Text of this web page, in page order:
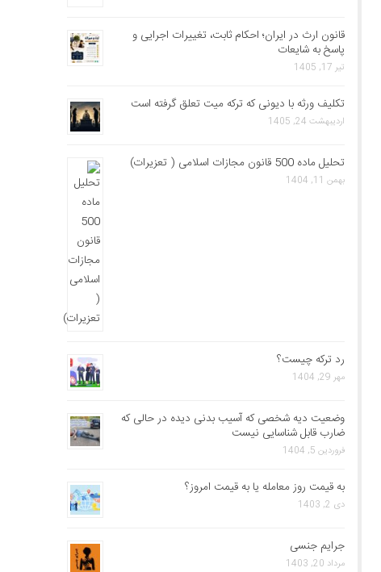
قانون ارث در ایران؛ احکام ثابت، تغییرات اجرایی و
پاسخ به شایعات
تیر 17, 1405
تکلیف ورثه با دیونی که ترکه میت تعلق گرفته است
اردیبهشت 24, 1405
تحلیل ماده 500 قانون مجازات اسلامی ( تعزیرات)
بهمن 11, 1404
رد ترکه چیست؟
مهر 29, 1404
وضعیت دیه شخصی که آسیب بدنی دیده در حالی که
ضارب قابل شناسایی نیست
فروردین 5, 1404
به قیمت روز معامله یا به قیمت امروز؟
دی 2, 1403
جرایم جنسی
مرداد 20, 1403